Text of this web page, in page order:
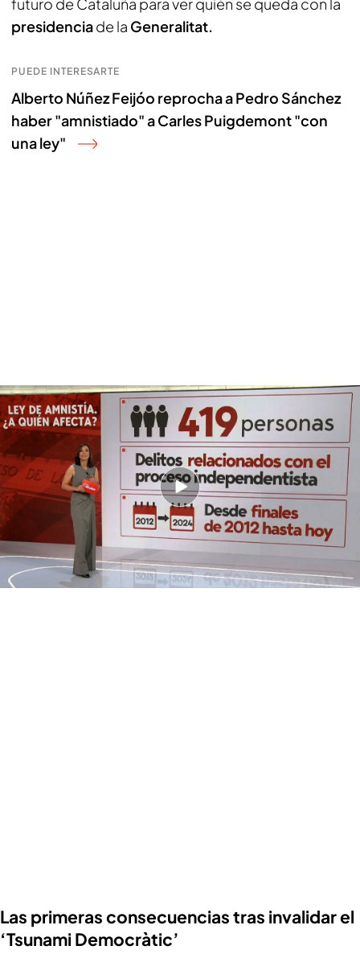
presidenciade la Generalitat.
PUEDE INTERESARTE
Alberto Núñez Feijóo reprocha a Pedro Sánchez
haber "amnistiado" a Carles Puigdemont "con
una ley"
¿A quién beneficia la Ley de Amnistía?
Las primeras consecuencias tras invalidar el
‘Tsunami Democràtic’